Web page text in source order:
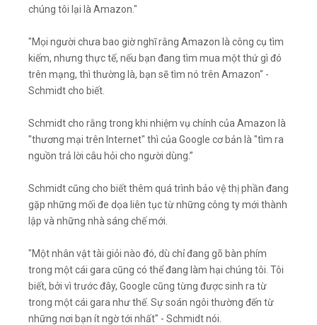
chúng tôi lại là Amazon."
"Mọi người chưa bao giờ nghĩ rằng Amazon là công cụ tìm
kiếm, nhưng thực tế, nếu bạn đang tìm mua một thứ gì đó
trên mạng, thì thường là, bạn sẽ tìm nó trên Amazon" -
Schmidt cho biết.
Schmidt cho rằng trong khi nhiệm vụ chính của Amazon là
"thương mại trên Internet" thì của Google cơ bản là "tìm ra
nguồn trả lời câu hỏi cho người dùng.”
Schmidt cũng cho biết thêm quá trình bảo vệ thị phần đang
gặp những mối đe dọa liên tục từ những công ty mới thành
lập và những nhà sáng chế mới.
"Một nhân vật tài giỏi nào đó, dù chỉ đang gõ bàn phím
trong một cái gara cũng có thể đang làm hại chúng tôi. Tôi
biết, bởi vì trước đây, Google cũng từng được sinh ra từ
trong một cái gara như thế. Sự soán ngôi thường đến từ
những nơi bạn ít ngờ tới nhất" - Schmidt nói.